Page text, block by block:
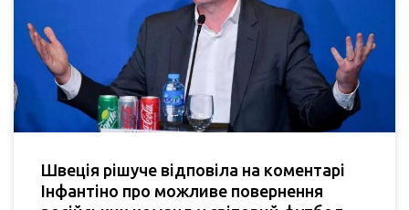
Швеція рішуче відповіла на коментарі
Інфантіно про можливе повернення